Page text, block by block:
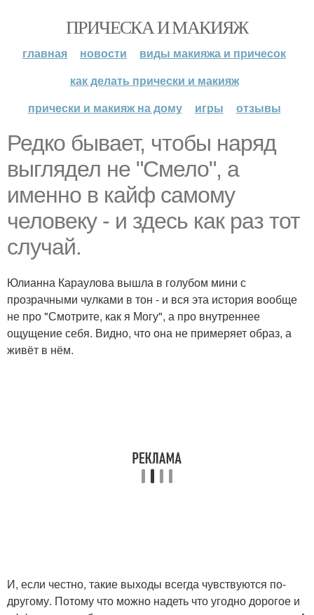
ПРИЧЕСКА И МАКИЯЖ
главная новости
виды макияжа и причесок
как делать прически и макияж
прически и макияж на дому
игры отзывы
Редко бывает, чтобы наряд
выглядел не "Смело", а
именно в кайф самому
человеку - и здесь как раз тот
случай.
Юлианна Караулова вышла в голубом мини с
прозрачными чулками в тон - и вся эта история вообще
не про "Смотрите, как я Могу", а про внутреннее
ощущение себя. Видно, что она не примеряет образ, а
живёт в нём.
И, если честно, такие выходы всегда чувствуются по-
другому. Потому что можно надеть что угодно дорогое и